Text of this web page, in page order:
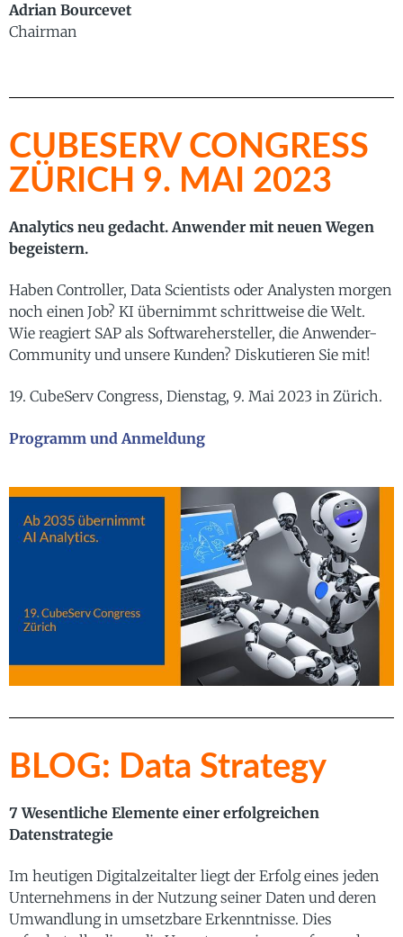
Adrian Bourcevet
Chairman
CUBESERV CONGRESS
ZÜRICH 9. MAI 2023
Analytics neu gedacht. Anwender mit neuen Wegen
begeistern.
Haben Controller, Data Scientists oder Analysten morgen
noch einen Job? KI übernimmt schrittweise die Welt.
Wie reagiert SAP als Softwarehersteller, die Anwender-
Community und unsere Kunden? Diskutieren Sie mit!
19. CubeServ Congress, Dienstag, 9. Mai 2023 in Zürich.
Programm und Anmeldung
BLOG: Data Strategy
7 Wesentliche Elemente einer erfolgreichen
Datenstrategie
Im heutigen Digitalzeitalter liegt der Erfolg eines jeden
Unternehmens in der Nutzung seiner Daten und deren
Umwandlung in umsetzbare Erkenntnisse. Dies